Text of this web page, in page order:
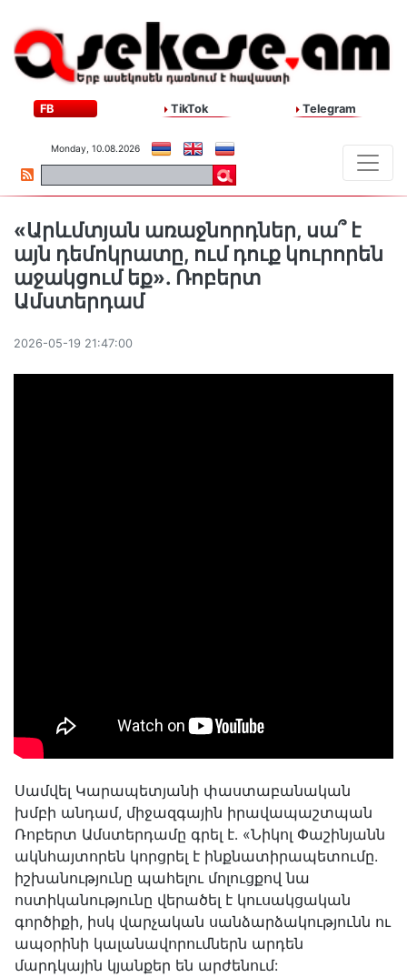
FB TikTok Telegram
Monday, 10.08.2026
«Արևմտյան առաջնորդներ, սա՞ է
այն դեմոկրատը, ում դուք կուրորեն
աջակցում եք». Ռոբերտ
Ամստերդամ
2026-05-19 21:47:00
Սամվել Կարապետյանի փաստաբանական
խմբի անդամ, միջազգային իրավապաշտպան
Ռոբերտ Ամստերդամը գրել է․ «Նիկոլ Փաշինյանն
ակնհայտորեն կորցրել է ինքնատիրապետումը.
իշխանությունը պահելու մոլուցքով նա
ոստիկանությունը վերածել է կուսակցական
գործիքի, իսկ վարչական սանձարձակությունն ու
ապօրինի կալանավորումներն արդեն
մարդկային կյանքեր են արժենում: